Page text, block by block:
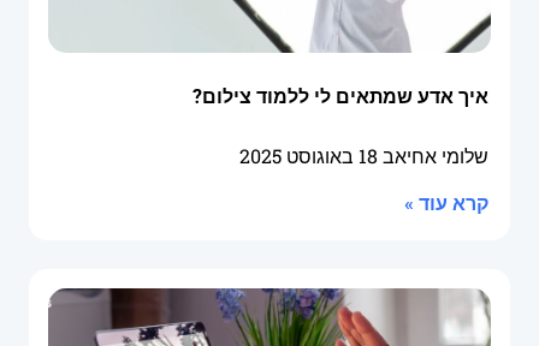
איך אדע שמתאים לי ללמוד צילום?
שלומי אחיאב 18 באוגוסט 2025
קרא עוד »